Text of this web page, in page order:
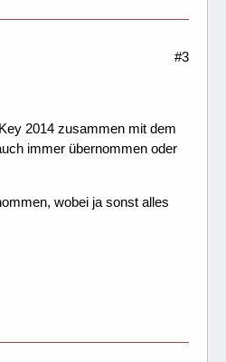
#3
2014 zusammen mit dem
immer übernommen oder
wobei ja sonst alles